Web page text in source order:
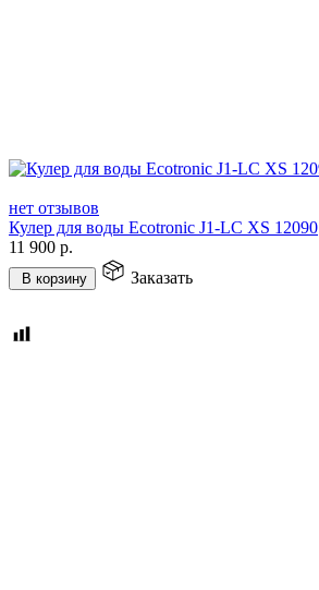
нет отзывов
Кулер для воды Ecotronic J1-LC XS 12090
11 900 р.
В корзину Заказать